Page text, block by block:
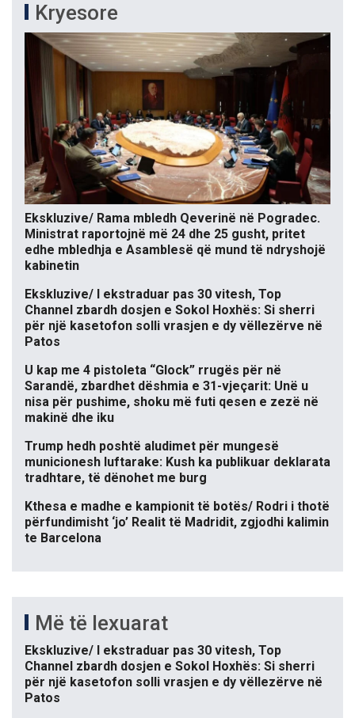
Kryesore
Ekskluzive/ Rama mbledh Qeverinë në Pogradec.
Ministrat raportojnë më 24 dhe 25 gusht, pritet
edhe mbledhja e Asamblesë që mund të ndryshojë
kabinetin
Ekskluzive/ I ekstraduar pas 30 vitesh, Top
Channel zbardh dosjen e Sokol Hoxhës: Si sherri
për një kasetofon solli vrasjen e dy vëllezërve në
Patos
U kap me 4 pistoleta “Glock” rrugës për në
Sarandë, zbardhet dëshmia e 31-vjeçarit: Unë u
nisa për pushime, shoku më futi qesen e zezë në
makinë dhe iku
Trump hedh poshtë aludimet për mungesë
municionesh luftarake: Kush ka publikuar deklarata
tradhtare, të dënohet me burg
Kthesa e madhe e kampionit të botës/ Rodri i thotë
përfundimisht ‘jo’ Realit të Madridit, zgjodhi kalimin
te Barcelona
Më të lexuarat
Ekskluzive/ I ekstraduar pas 30 vitesh, Top
Channel zbardh dosjen e Sokol Hoxhës: Si sherri
për një kasetofon solli vrasjen e dy vëllezërve në
Patos